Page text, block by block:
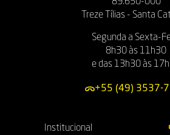
Treze Tílias - Santa
Segunda a Sexta-
8h30 às 11h30
e das 13h30 às
+55 (49) 3537-
Institucional